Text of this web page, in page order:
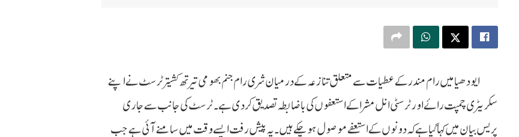
ایودھیا میں رام مندر کے عطیات سے متعلق تنازعہ کے درمیان شری رام جنم بھومی تیرتھ کشیتر ٹرسٹ نے اپنے
سکریٹری چمپت رائے اور ٹرسٹی انل مشرا کے استعفوں کی باضابطہ تصدیق کر دی ہے۔ ٹرسٹ کی جانب سے جاری
پریس بیان میں کہا گیا ہے کہ دونوں کے استعفے موصول ہو چکے ہیں۔ یہ پیش رفت ایسے وقت میں سامنے آئی ہے جب